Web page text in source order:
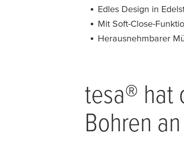
Edles Design in
Mit Soft-Close-
Herausnehmbarer
tesa® hat
Bohren